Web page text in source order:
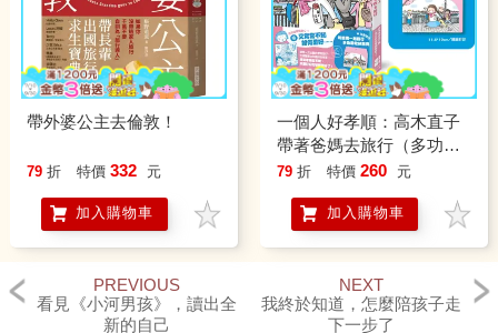
帶外婆公主去倫敦！
79 折 特價 332 元
加入購物車
一個人好孝順：高木直子
帶著爸媽去旅行（多功能
收納票夾贈品版）
79 折 特價 260 元
加入購物車
PREVIOUS
看見《小河男孩》，讀出全
新的自己
NEXT
我終於知道，怎麼陪孩子走
下一步了